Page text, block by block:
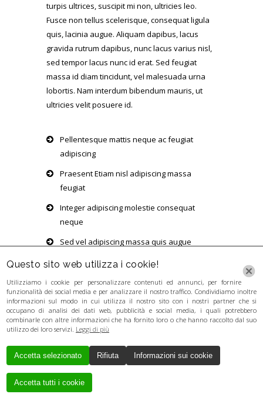
turpis ultrices, suscipit mi non, ultricies leo.
Fusce non tellus scelerisque, consequat ligula
quis, lacinia augue. Aliquam dapibus, lacus
gravida rutrum dapibus, nunc lacus varius nisl,
sed tempor lacus nunc id erat. Sed feugiat
massa id diam tincidunt, vel malesuada urna
lobortis. Nam interdum bibendum mauris, ut
ultricies velit posuere id.
Pellentesque mattis neque ac feugiat
adipiscing
Praesent Etiam nisl adipiscing massa
feugiat
Integer adipiscing molestie consequat
neque
Sed vel adipiscing massa quis augue
Creato da Local Web
Copyrights © 2017
GUERRA LORENZA - P. IVA 03346281201 - P.
IVA 03346281201 - P. IVA 03346281201 - P.
Questo sito web utilizza i cookie!
Utilizziamo i cookie per personalizzare contenuti ed annunci, per fornire
funzionalità dei social media e per analizzare il nostro traffico. Condividiamo inoltre
informazioni sul modo in cui utilizza il nostro sito con i nostri partner che si
occupano di analisi dei dati web, pubblicità e social media, i quali potrebbero
combinarle con altre informazioni che ha fornito loro o che hanno raccolto dal suo
utilizzo dei loro servizi. Leggi di più
Accetta selezionato Rifiuta Informazioni sui cookie
Accetta tutti i cookie